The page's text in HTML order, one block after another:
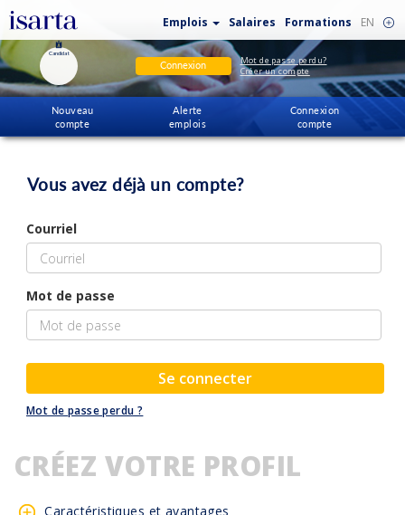
Emplois Salaires Formations EN
Candidat
Connexion
Mot de passe perdu?
Créer un compte
Nouveau
compte
Alerte
emplois
Connexion
compte
Vous avez déjà un compte?
Courriel
Mot de passe
Se connecter
Mot de passe perdu ?
CRÉEZ VOTRE PROFIL
Caractéristiques et avantages